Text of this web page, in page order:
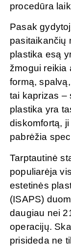
procedūra
Pasak
pasitaikančių
plastika esą
žmogui reikia
formą,
tai kaprizas –
plastika yra
diskomfortą,
pabrėžia
Tarptautinė
populiarėja
estetinės
(ISAPS)
daugiau nei
operacijų.
prisideda ne